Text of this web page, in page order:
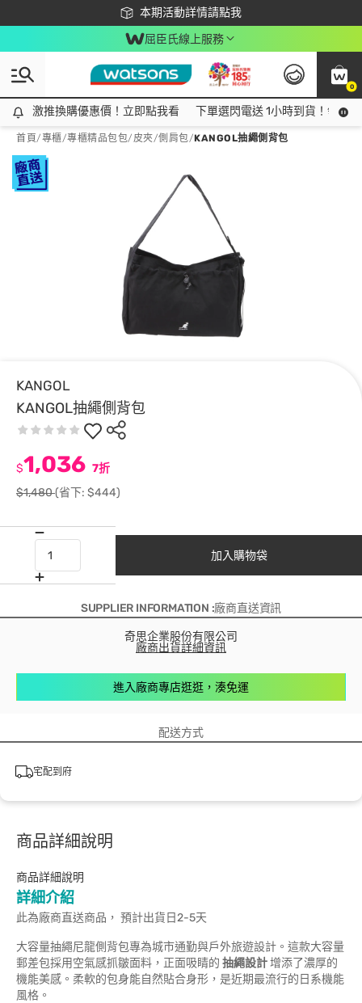
本期活動詳情請點我
下載app最高回饋$350
屈臣氏線上服務
0
激推換購優惠價！立即點我看
激推換購優惠價！立即點我看 下單選閃電送 1小時到貨！領神
首頁/專櫃/專櫃精品包包/皮夾/側肩包/KANGOL抽繩側背包
KANGOL
KANGOL抽繩側背包
$1,036 7折
$1,480(省下: $444)
加入購物袋
SUPPLIER INFORMATION :廠商直送資訊
奇思企業股份有限公司
廠商出貨詳細資訊
進入廠商專店逛逛，湊免運
配送方式
宅配到府
商品詳細說明
商品詳細說明
詳細介紹
此為廠商直送商品， 預計出貨日2-5天
大容量抽繩尼龍側背包專為城市通勤與戶外旅遊設計。這款大容量
郵差包採用空氣感抓皺面料，正面吸睛的 抽繩設計增添了濃厚的
機能美感。柔軟的包身能自然貼合身形，是近期最流行的日系機能
風格。